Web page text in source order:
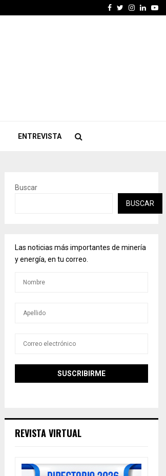
Facebook
Twitter
ENTREVISTA
Buscar
BUSCAR
Las noticias más importantes de minería
y energía, en tu correo.
REVISTA VIRTUAL